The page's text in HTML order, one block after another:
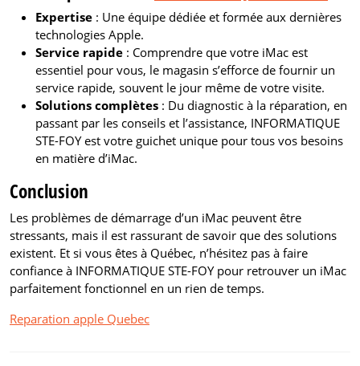
Expertise : Une équipe dédiée et formée aux dernières
technologies Apple.
Service rapide : Comprendre que votre iMac est
essentiel pour vous, le magasin s’efforce de fournir un
service rapide, souvent le jour même de votre visite.
Solutions complètes : Du diagnostic à la réparation, en
passant par les conseils et l’assistance, INFORMATIQUE
STE-FOY est votre guichet unique pour tous vos besoins
en matière d’iMac.
Conclusion
Les problèmes de démarrage d’un iMac peuvent être
stressants, mais il est rassurant de savoir que des solutions
existent. Et si vous êtes à Québec, n’hésitez pas à faire
confiance à INFORMATIQUE STE-FOY pour retrouver un iMac
parfaitement fonctionnel en un rien de temps.
Reparation apple Quebec